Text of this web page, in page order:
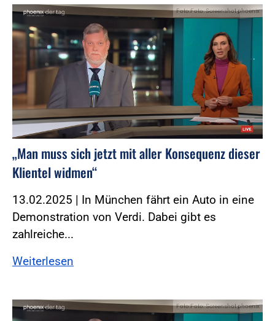
Foto:Foto: Screenshot phoenix
„Man muss sich jetzt mit aller Konsequenz dieser
Klientel widmen“
13.02.2025 | In München fährt ein Auto in eine
Demonstration von Verdi. Dabei gibt es
zahlreiche...
Weiterlesen
Foto:Foto: Screenshot phoenix